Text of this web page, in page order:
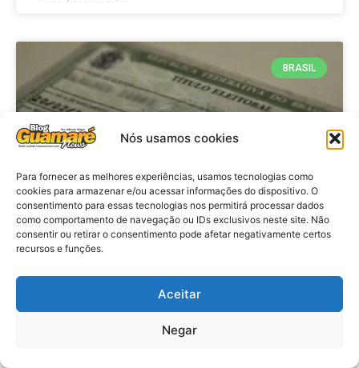
Nós usamos cookies
Para fornecer as melhores experiências, usamos tecnologias como
cookies para armazenar e/ou acessar informações do dispositivo. O
consentimento para essas tecnologias nos permitirá processar dados
como comportamento de navegação ou IDs exclusivos neste site. Não
consentir ou retirar o consentimento pode afetar negativamente certos
recursos e funções.
Aceitar
Negar
BRASIL
Brasil: Policia Federal investiga
antes das eleições